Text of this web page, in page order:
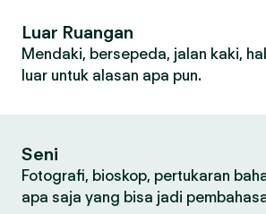
Luar Ruangan
Mendaki, bersepeda, jalan kaki,
luar untuk alasan apa pun.
Seni
Fotografi, bioskop, pertukaran
apa saja yang bisa jadi